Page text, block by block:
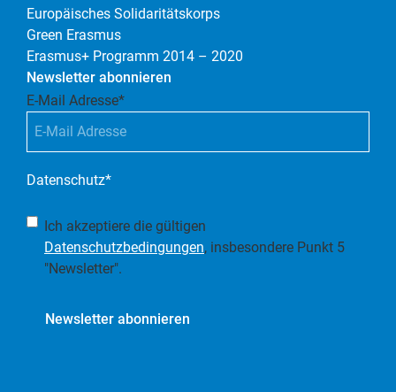
Europäisches Solidaritätskorps
Green Erasmus
Erasmus+ Programm 2014 – 2020
Newsletter abonnieren
E-Mail Adresse*
Datenschutz*
Ich akzeptiere die gültigen
Datenschutzbedingungen, insbesondere Punkt 5
"Newsletter".
Newsletter abonnieren